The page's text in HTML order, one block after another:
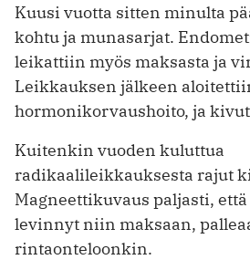
Kuusi vuotta sitten minulta
kohtu ja munasarjat.
leikattiin myös maksasta ja
Leikkauksen jälkeen
hormonikorvaushoito, ja
Kuitenkin vuoden kuluttua
radikaalileikkauksesta rajut
Magneettikuvaus paljasti,
levinnyt niin maksaan,
rintaonteloonkin.